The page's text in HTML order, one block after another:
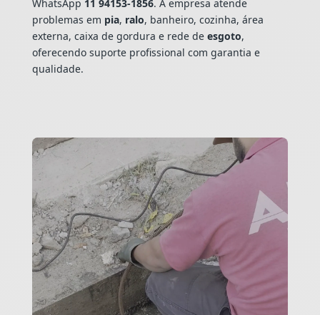
WhatsApp 11 94153-1856. A empresa atende
problemas em pia, ralo, banheiro, cozinha, área
externa, caixa de gordura e rede de esgoto,
oferecendo suporte profissional com garantia e
qualidade.